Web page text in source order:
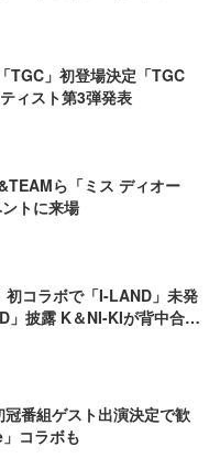
TGC」初登場決定「TGC
ィスト第3弾発表
ら「ミス ディオー
トに来場
初コラボで「I-LAND」未発
披露 K＆NI-KIが背中合わ
番組ゲスト出演決定で歓
コラボも